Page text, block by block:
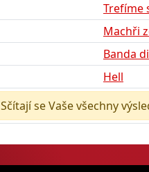
Trefíme
Machři
Banda
Hell
Sčítají se Vaše všechny